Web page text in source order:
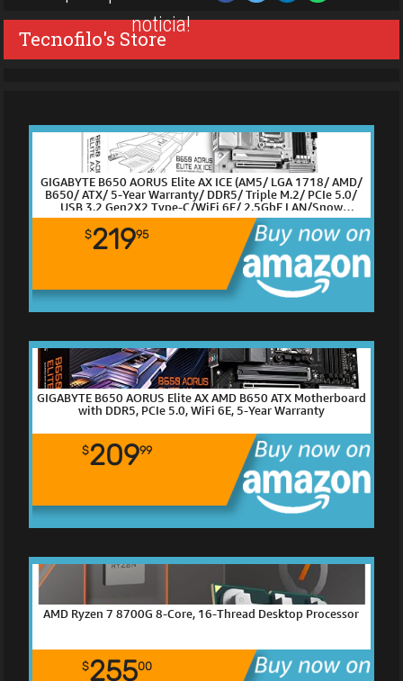
noticia!
Tecnofilo's Store
GIGABYTE B650 AORUS Elite AX ICE (AM5/ LGA 1718/ AMD/
B650/ ATX/ 5-Year Warranty/ DDR5/ Triple M.2/ PCIe 5.0/
USB 3.2 Gen2X2 Type-C/WiFi 6E/ 2.5GbE LAN/Snow
White/EZ-Latch/Motherboard)
$21995
GIGABYTE B650 AORUS Elite AX AMD B650 ATX Motherboard
with DDR5, PCIe 5.0, WiFi 6E, 5-Year Warranty
$20999
AMD Ryzen 7 8700G 8-Core, 16-Thread Desktop Processor
$25500